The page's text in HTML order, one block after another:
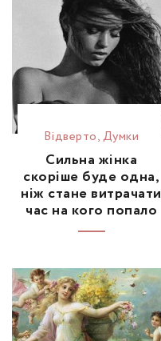
Відвертo,Думки
Сильна жінка
скоріше буде одна,
ніж стане витрачати
час на кого попало